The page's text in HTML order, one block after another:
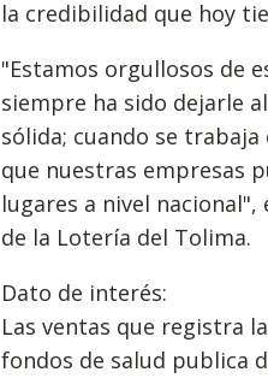
la credibilidad que hoy
"Estamos orgullosos de
siempre ha sido dejarle
sólida; cuando se
que nuestras empresas
lugares a nivel
de la Lotería del Tolima.
Dato de interés:
Las ventas que registra
fondos de salud publica